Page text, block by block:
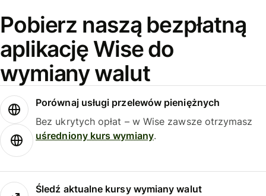
Pobierz naszą bezpłatną
aplikację Wise do
wymiany walut
Porównaj usługi przelewów pieniężnych
Bez ukrytych opłat – w Wise zawsze otrzymasz
uśredniony kurs wymiany.
Śledź aktualne kursy wymiany walut